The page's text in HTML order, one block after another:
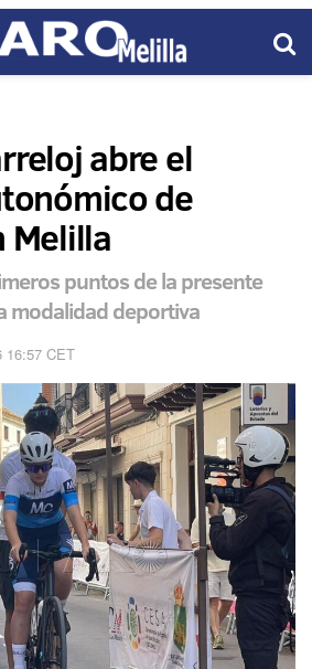
abre el
de
Melilla
puntos de la presente
modalidad deportiva
16:57 CET